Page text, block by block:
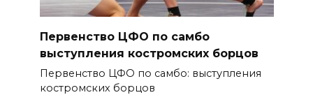
Первенство ЦФО по самбо
выступления костромских борцов
Первенство ЦФО по самбо: выступления
костромских борцов